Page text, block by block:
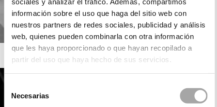
información sobre el uso que haga del sitio web con
nuestros partners de redes sociales, publicidad y análisis
web, quienes pueden combinarla con otra información
que les haya proporcionado o que hayan recopilado a
partir del uso que haya hecho de sus servicios.
Necesarias
ROSA CLARÁ SOFT